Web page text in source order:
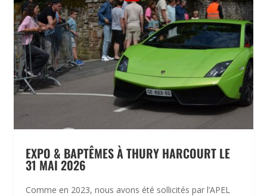
EXPO & BAPTÊMES À THURY HARCOURT LE
31 MAI 2026
Comme en 2023, nous avons été sollicités par l’APEL